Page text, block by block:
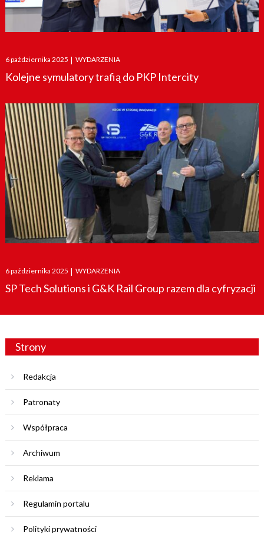
Posted
on
6 października 2025 | WYDARZENIA
Kolejne symulatory trafią do PKP Intercity
Posted
on
6 października 2025 | WYDARZENIA
SP Tech Solutions i G&K Rail Group razem dla cyfryzacji
Strony
Redakcja
Patronaty
Współpraca
Archiwum
Reklama
Regulamin portalu
Polityki prywatności